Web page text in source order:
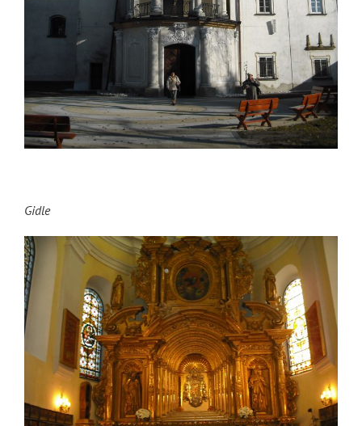
Gidle